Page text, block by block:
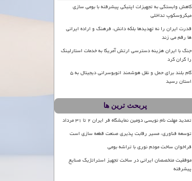
کاهش وابستگی به تجهیزات اپتیکی پیشرفته با بومی سازی
میکروسکوپ تداخلی
قدرت ایران را نه تهدیدها بلکه دانش، فرهنگ و اراده ایرانی
ها رقم می زند
جنگ با ایران هزینه دسترسی ارتش آمریکا به خدمات استارلینک
را گران کرد
گام بلند برای حمل و نقل هوشمند اتوبوسرانی دیجیتال به ۵
استان رسید
پربحث ترین ها
تمدید مهلت نام نویسی دومین نمایشگاه فر ایران ۲ تا ۳۱ مرداد
توسعه فناوری، مسیر رقابت پذیری صنعت قطعه سازی است
فراخوان ساخت مودم نوری با تراشه بومی
موفقیت متخصصان ایرانی در ساخت تجهیز استراتژیک صنایع
پیشرفته